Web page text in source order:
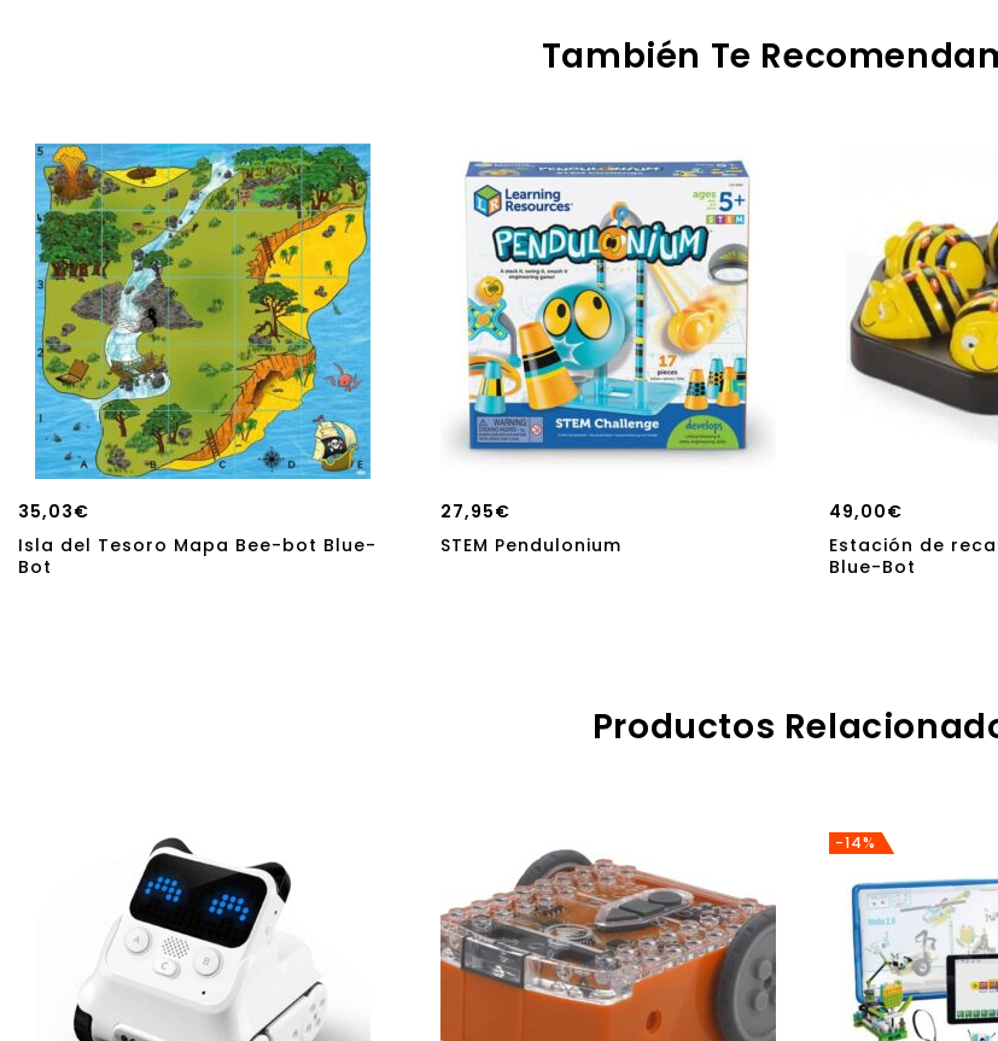
También Te
35,03€
Isla del Tesoro Mapa Bee-bot Blue-
Bot
27,95€
STEM Pendulonium
49,00€
Estación de
Blue-Bot
Productos
-14%